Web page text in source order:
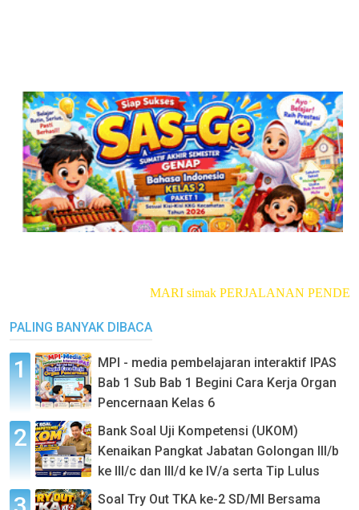
MARI simak PERJALANAN
PALING BANYAK DIBACA
MPI - media pembelajaran interaktif IPAS
Bab 1 Sub Bab 1 Begini Cara Kerja Organ
Pencernaan Kelas 6
Bank Soal Uji Kompetensi (UKOM)
Kenaikan Pangkat Jabatan Golongan III/b
ke III/c dan III/d ke IV/a serta Tip Lulus
Soal Try Out TKA ke-2 SD/MI Bersama